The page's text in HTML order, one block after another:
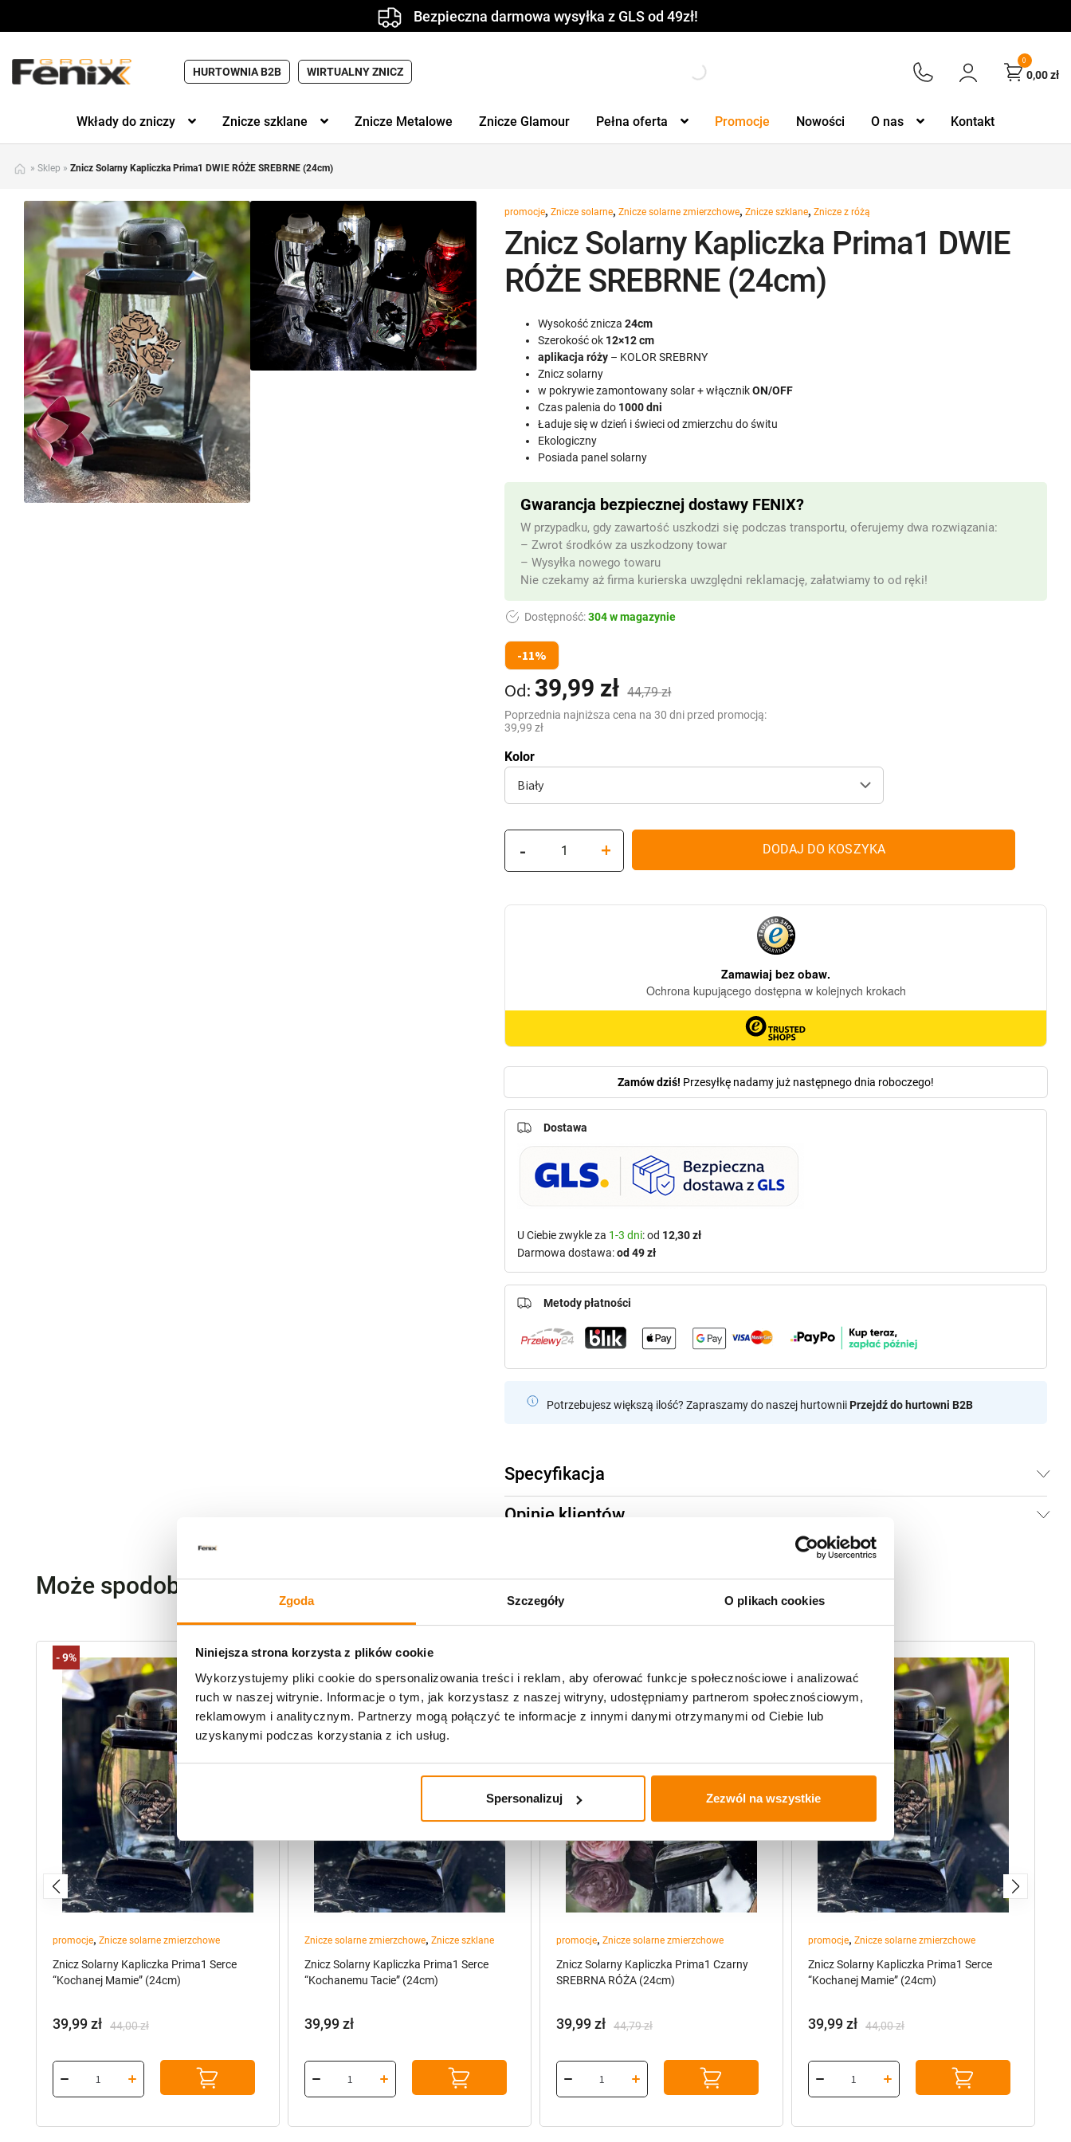
Zgoda Szczegóły O plikach cookies
Niniejsza strona korzysta z plików cookie
Wykorzystujemy pliki cookie do spersonalizowania treści i reklam, aby oferować funkcje społecznościowe i analizować
ruch w naszej witrynie. Informacje o tym, jak korzystasz z naszej witryny, udostępniamy partnerom społecznościowym,
reklamowym i analitycznym. Partnerzy mogą połączyć te informacje z innymi danymi otrzymanymi od Ciebie lub
uzyskanymi podczas korzystania z ich usług.
Spersonalizuj Zezwól na wszystkie
Bezpieczna darmowa wysyłka z GLS od 49zł!
HURTOWNIA B2B WIRTUALNY ZNICZ
0
0,00zł
Wkłady do zniczy Znicze szklane Znicze Metalowe Znicze Glamour Pełna oferta Promocje Nowości O nas Kontakt
» Sklep » Znicz Solarny Kapliczka Prima1 DWIE RÓŻE SREBRNE (24cm)
promocje,Znicze solarne,Znicze solarne zmierzchowe,Znicze szklane,Znicze z różą
Znicz Solarny Kapliczka Prima1 DWIE
RÓŻE SREBRNE (24cm)
44,79zł
Od: 39,99 zł
Poprzednia najniższa cena na 30 dni przed promocją:
39,99 zł
-11%
Wysokość znicza24cm
Szerokość ok 12×12 cm
aplikacja róży – KOLOR SREBRNY
Znicz solarny
w pokrywie zamontowany solar + włącznikON/OFF
Czas palenia do 1000 dni
Ładuje się w dzień i świeci od zmierzchu do świtu
Ekologiczny
Posiada panel solarny
Dostępność:304 w magazynie
Gwarancja bezpiecznej dostawy FENIX?
W przypadku, gdy zawartość uszkodzi się podczas transportu, oferujemy dwa rozwiązania:
– Zwrot środków za uszkodzony towar
– Wysyłka nowego towaru
Nie czekamy aż firma kurierska uwzględni reklamację, załatwiamy to od ręki!
Potrzebujesz większą ilość? Zapraszamy do naszej hurtowniiPrzejdź do hurtowni B2B
Dostawa
U Ciebie zwykle za 1-3 dni: od 12,30 zł
Darmowa dostawa:od 49 zł
Metody płatności
Zamów dziś! Przesyłkę nadamy już następnego dnia roboczego!
Specyfikacja
Opinie klientów
Kolor
-
Znicz
+ DODAJ DO KOSZYKA
Może spodoba się również…
promocje, Znicze solarne zmierzchowe
Znicz Solarny Kapliczka Prima1 Serce
“Kochanej Mamie” (24cm)
-9%
44,00zł
cena
wynosiła:
44,00 zł.
39,99zł
cena
wynosi:
39,99 zł.
Znicze solarne zmierzchowe, Znicze szklane
Znicz Solarny Kapliczka Prima1 Serce
“Kochanemu Tacie” (24cm)
39,99zł
promocje, Znicze solarne zmierzchowe
Znicz Solarny Kapliczka Prima1 Czarny
SREBRNA RÓŻA (24cm)
44,79zł
cena
wynosiła:
44,79 zł.
39,99zł
cena
wynosi:
39,99 zł.
promocje, Znicze solarne zmierzchowe
Znicz Solarny Kapliczka Prima1 Serce
“Kochanej Mamie” (24cm)
44,00zł
cena
wynosiła:
44,00 zł.
39,99zł
cena
wynosi:
39,99 zł.